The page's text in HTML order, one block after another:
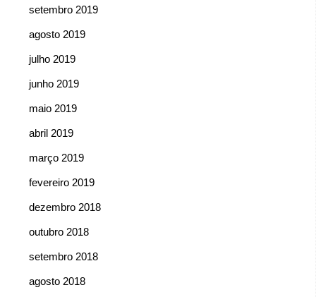
setembro 2019
agosto 2019
julho 2019
junho 2019
maio 2019
abril 2019
março 2019
fevereiro 2019
dezembro 2018
outubro 2018
setembro 2018
agosto 2018